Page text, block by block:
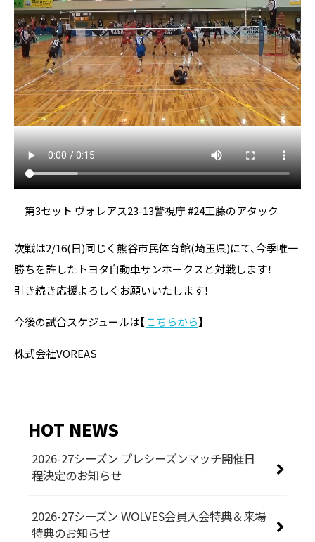
第3セット ヴォレアス23-13警視庁 #24工藤のアタック
次戦は2/16(日)同じく熊谷市民体育館(埼玉県)にて、今季唯一
勝ちを許したトヨタ自動車サンホークスと対戦します！
引き続き応援よろしくお願いいたします！
今後の試合スケジュールは【こちらから】
株式会社VOREAS
HOT NEWS
2026-27シーズン プレシーズンマッチ開催日
程決定のお知らせ
2026-27シーズン WOLVES会員入会特典＆来場
特典のお知らせ